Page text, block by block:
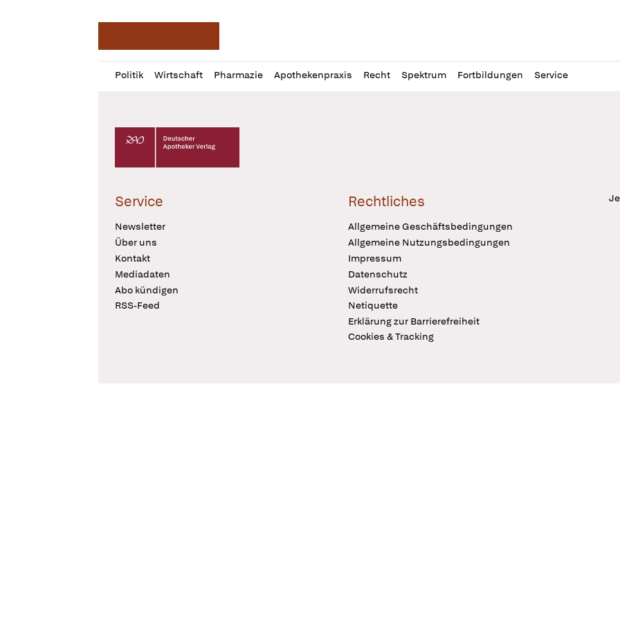
Politik Wirtschaft Pharmazie Apothekenpraxis Recht Spektrum Fortbildungen Service
Profil
öffnen
Daz
Pur
Deutscher Apotheker Verlag Logo
Service
Newsletter
Über uns
Kontakt
Mediadaten
Abo kündigen
RSS-Feed
Rechtliches
Allgemeine Geschäftsbedingungen
Allgemeine Nutzungsbedingungen
Impressum
Datenschutz
Widerrufsrecht
Netiquette
Erklärung zur Barrierefreiheit
Cookies & Tracking